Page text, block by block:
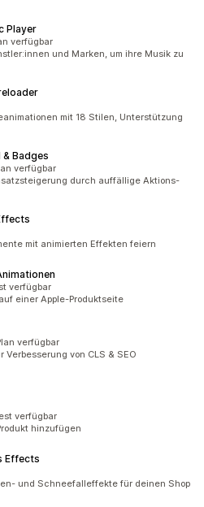
Player
verfügbar
und Marken, um ihre Musik zu
mit 18 Stilen, Unterstützung
Badges
verfügbar
durch auffällige Aktions-
mit animierten Effekten feiern
verfügbar
einer Apple-Produktseite
verfügbar
von CLS & SEO
verfügbar
hinzufügen
Effects
und Schneefalleffekte für deinen Shop